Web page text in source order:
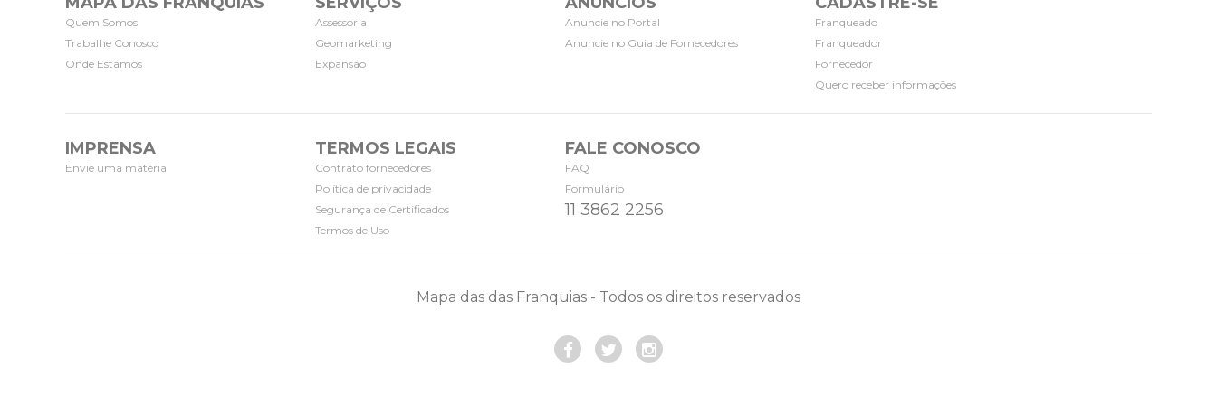
Quem Somos
Trabalhe Conosco
Onde Estamos
Assessoria
Geomarketing
Expansão
Anuncie no Portal
Anuncie no Guia de Fornecedores
Franqueado
Franqueador
Fornecedor
Quero receber informações
IMPRENSA
Envie uma matéria
TERMOS LEGAIS
Contrato fornecedores
Política de privacidade
Segurança de Certificados
Termos de Uso
FALE CONOSCO
FAQ
Formulário
11 3862 2256
Mapa das das Franquias - Todos os direitos reservados